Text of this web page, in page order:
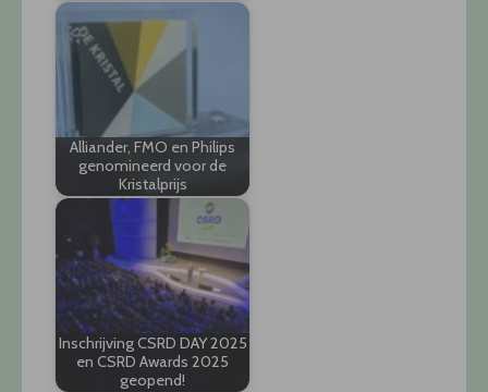
Alliander, FMO en Philips
genomineerd voor de
Kristalprijs
Inschrijving CSRD DAY 2025
en CSRD Awards 2025
geopend!